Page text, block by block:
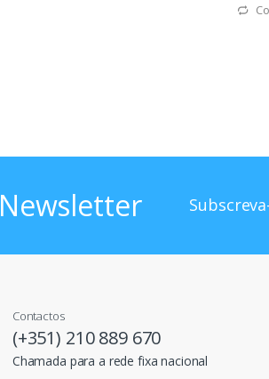
Newsletter
Contactos
(+351) 210 889 670
Chamada para a rede fixa nacional